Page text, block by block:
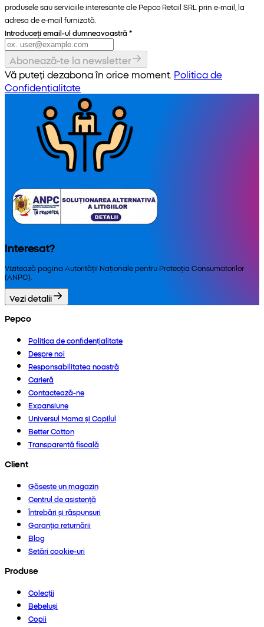
produsele sau serviciile interesante ale Pepco Retail SRL prin e-mail, la
adresa de e-mail furnizată.
Introduceți email-ul dumneavoastră *
Abonează-te la newsletter
Vă puteți dezabona în orice moment. Politica de
Confidențialitate
Interesat?
Vizitează pagina Autorității Naționale pentru Protecția Consumatorilor
(ANPC).
Vezi detalii
Pepco
Politica de confidențialitate
Despre noi
Responsabilitatea noastră
Carieră
Contactează-ne
Expansiune
Universul Mama și Copilul
Better Cotton
Transparență fiscală
Client
Găsește un magazin
Centrul de asistență
Întrebări și răspunsuri
Garanția returnării
Blog
Setări cookie-uri
Produse
Colecții
Bebeluși
Copii